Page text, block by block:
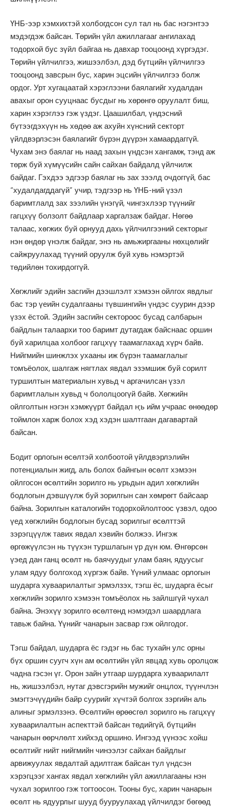
ҮНБ-ээр хэмхихтэй холбогдсон сул тал нь бас нэгэнтээ
мэдэгдэж байсан. Төрийн үйл ажиллагааг ангилахад
тодорхой бус зүйл байгаа нь давхар тооцоонд хүргэдэг.
Төрийн үйлчилгээ, жишээлбэл, дэд бүтцийн үйлчилгээ
тооцоонд завсрын бус, харин эцсийн үйлчилгээ болж
ордог. Урт хугацаатай хэрэглээни баялагийг худалдан
авахыг орон сууцнаас бусдыг нь хөрөнгө оруулалт биш,
харин хэрэглээ гэж үздэг. Цаашилбал, үндэсний
бүтээгдэхүүн нь хөдөө аж ахуйн хүнсний секторт
үйлдвэрлэсэн баялагийг бүрэн дүүрэн хамаардаггүй.
Чухам энэ баялаг нь наад захын үндсэн хангамж, тэнд аж
төрж буй хүмүүсийн сайн сайхан байдалд үйлчилж
байдаг. Гэхдээ эдгээр баялаг нь зах зээлд очдоггүй, бас
“худалдагддагүй” учир, тэдгээр нь ҮНБ-ний үзэл
баримтлалд зах зээлийн үнэгүй, чингэхлээр түүнийг
гагцхүү болзолт байдлаар харгалзаж байдаг. Нөгөө
талаас, хөгжих буй орнууд дахь үйлчилгээний секторыг
нэн өндөр үнэлж байдаг, энэ нь амьжиргааны нөхцөлийг
сайжруулахад түүний оруулж буй хувь нэмэртэй
төдийлөн тохирдоггүй.
Хөгжлийг эдийн засгийн дээшлэлт хэмээн ойлгох явдлыг
бас тэр үеийн судалгааны түвшингийн үндэс суурин дээр
үзэх ёстой. Эдийн засгийн сектороос бусад салбарын
байдлын талаархи тоо баримт дутагдаж байснаас оршин
буй харилцаа холбоог гагцхүү таамаглахад хүрч байв.
Нийгмийн шинжлэх ухааны иж бүрэн таамаглалыг
томъёолох, шалгаж нягтлах явдал эзэмшиж буй сорилт
туршилтын материалын хувьд ч аргачилсан үзэл
баримтлалын хувьд ч бололцоогүй байв. Хөгжийн
ойлголтын нэгэн хэмжүүрт байдал н;ь ийм учраас өнөөдөр
тоймлон харж болох хэд хэдэн шалтгаан дагавартай
байсан.
Бодит орлогын өсөлтэй холбоотой үйлдвэрлэлийн
потенциалын жигд, аль болох байнгын өсөлт хэмээн
ойлгосон өсөлтийн зорилго нь урьдын адил хөгжлийн
бодлогын дэвшүүлж буй зорилгын сан хөмрөгт байсаар
байна. Зорилгын каталогийн тодорхойлолтоос үзвэл, одоо
үед хөгжлийн бодлогын бусад зорилгыг өсөлттэй
зэрэгцүүлж тавих явдал хэвийн болжээ. Ингэж
өргөжүүлсэн нь түүхэн туршлагын үр дүн юм. Өнгөрсөн
үэед дан ганц өсөлт нь баячуудыг улам баян, ядуусыг
улам ядуу болгоход хүргэж байв. Үүний улмаас орлогын
шударга хуваарилалтыг эрмэлзэх, тэгш ёс, шударга ёсыг
хөгжлийн зорилго хэмээн томъёолох нь зайлшгүй чухал
байна. Энэхүү зорилго өсөлтөнд нэмэгдэл шаардлага
тавьж байна. Үүнийг чанарын засвар гэж ойлгодог.
Тэгш байдал, шударга ёс гэдэг нь бас тухайн улс орны
бүх оршин суугч хүн ам өсөлтийн үйл явцад хувь оролцож
чадна гэсэн үг. Орон зайн утгаар шурдарга хуваарилалт
нь, жишээлбэл, нутаг дэвсгэрийн мужийг онцлох, түүнчлэн
эмэгтэчүүдийн байр суурийг хүчтэй болгох зэргийн аль
алиныг эрмэлзэнэ. Өсөлтийн өрөөсгөл зорилго нь гагцхүү
хуваарилалтын аспекттэй байсан төдийгүй, бүтцийн
чанарын өөрчлөлт хийхэд оршино. Ингээд үүнээс хойш
өсөлтийг нийт нийгмийн чинээлэг сайхан байдлыг
арвижуулах явдалтай адилтгаж байсан тул үндсэн
хэрэгцээг хангах явдал хөгжлийн үйл ажиллагааны нэн
чухал зорилгоо гэж тогтоосон. Тооны бус, харин чанарын
өсөлт нь ядуурлыг шууд бууруулахад үйлчилдэг бөгөөд